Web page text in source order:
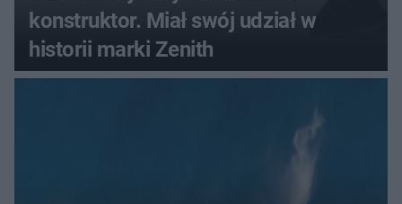
konstruktor. Miał swój udział w
historii marki Zenith